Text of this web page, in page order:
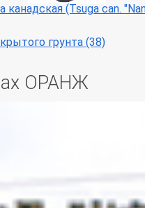
канадская (Tsuga can.
грунта (38)
ОРАНЖ